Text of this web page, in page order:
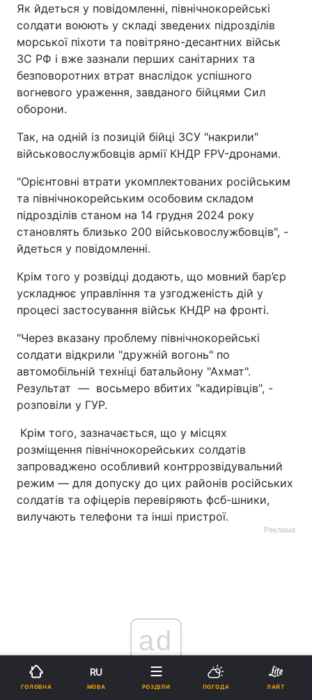
Як йдеться у повідомленні, північнокорейські
солдати воюють у складі зведених підрозділів
морської піхоти та повітряно-десантних військ
ЗС РФ і вже зазнали перших санітарних та
безповоротних втрат внаслідок успішного
вогневого ураження, завданого бійцями Сил
оборони.
Так, на одній із позицій бійці ЗСУ "накрили"
військовослужбовців армії КНДР FPV-дронами.
"Орієнтовні втрати укомплектованих російським
та північнокорейським особовим складом
підрозділів станом на 14 грудня 2024 року
становлять близько 200 військовослужбовців", -
йдеться у повідомленні.
Крім того у розвідці додають, що мовний бар’єр
ускладнює управління та узгодженість дій у
процесі застосування військ КНДР на фронті.
"Через вказану проблему північнокорейські
солдати відкрили "дружній вогонь" по
автомобільній техніці батальйону "Ахмат".
Результат ― восьмеро вбитих "кадирівців", -
розповіли у ГУР.
Крім того, зазначається, що у місцях
розміщення північнокорейських солдатів
запроваджено особливий контррозвідувальний
режим ― для допуску до цих районів російських
солдатів та офіцерів перевіряють фсб-шники,
вилучають телефони та інші пристрої.
Реклама
ad
ГОЛОВНА
RU
МОВА РОЗДІЛИ ПОГОДА ЛАЙТ